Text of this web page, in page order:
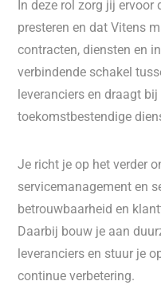
In deze rol zorg jij ervoor
presteren en dat Vitens
contracten, diensten en
verbindende schakel
leveranciers en draagt
toekomstbestendige
Je richt je op het verder
servicemanagement en
betrouwbaarheid en
Daarbij bouw je aan
leveranciers en stuur je
continue verbetering.